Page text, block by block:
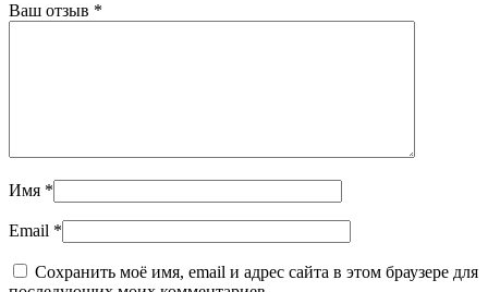
Ваш отзыв *
Имя *
Email *
Сохранить моё имя, email и адрес сайта в этом браузере для